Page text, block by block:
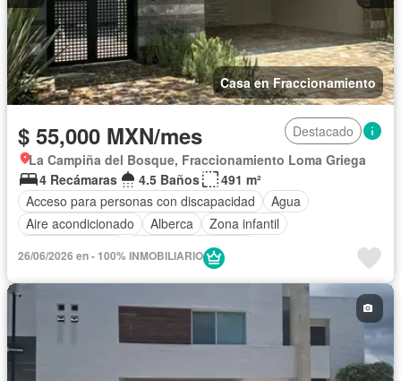
Casa en Fraccionamiento
$ 55,000 MXN/mes
Destacado
La Campiña del Bosque, Fraccionamiento Loma Griega
4 Recámaras
4.5 Baños
491 m²
Acceso para personas con discapacidad
Agua
Aire acondicionado
Alberca
Zona infantil
Caseta de vigilancia
Cisterna
Cocina equipada
Cuarto de servicio
Electricidad
Estacionamiento Gas natural
Jardín
26/06/2026 en - 100% INMOBILIARIO